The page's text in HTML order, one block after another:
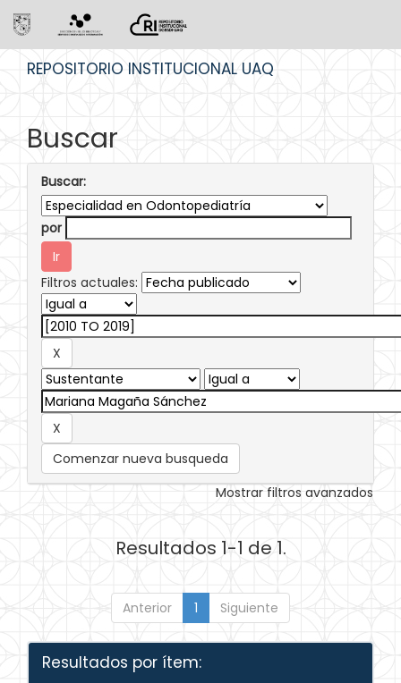
REPOSITORIO INSTITUCIONAL UAQ
Buscar
Buscar:
por
Filtros actuales:
Comenzar nueva busqueda
Mostrar filtros avanzados
Resultados 1-1 de 1.
Anterior 1 Siguiente
Resultados por ítem: